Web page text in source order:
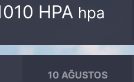
HPA hpa
10 AĞUSTOS